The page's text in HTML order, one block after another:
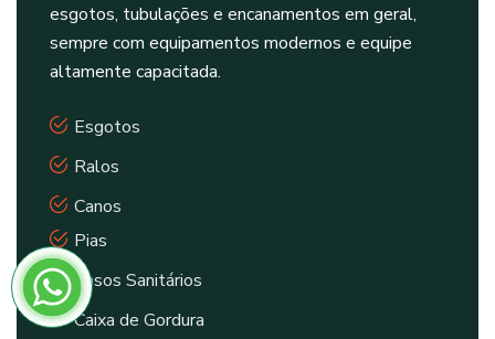
esgotos, tubulações e encanamentos em geral,
sempre com equipamentos modernos e equipe
altamente capacitada.
Esgotos
Ralos
Canos
Pias
Vasos Sanitários
Caixa de Gordura